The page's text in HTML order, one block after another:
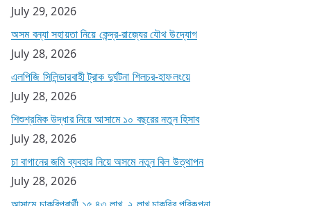
July 29, 2026
অসম বন্যা সহায়তা নিয়ে কেন্দ্র-রাজ্যের যৌথ উদ্যোগ
July 28, 2026
এলপিজি সিলিন্ডারবাহী ট্রাক দুর্ঘটনা শিলচর-হাফলংয়ে
July 28, 2026
শিশুশ্রমিক উদ্ধার নিয়ে আসামে ১০ বছরের নতুন হিসাব
July 28, 2026
চা বাগানের জমি ব্যবহার নিয়ে অসমে নতুন বিল উত্থাপন
July 28, 2026